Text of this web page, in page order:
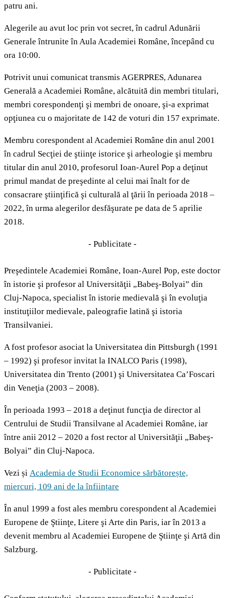
patru ani.
Alegerile au avut loc prin vot secret, în cadrul Adunării
Generale întrunite în Aula Academiei Române, începând cu
ora 10:00.
Potrivit unui comunicat transmis AGERPRES, Adunarea
Generală a Academiei Române, alcătuită din membri titulari,
membri corespondenţi şi membri de onoare, şi-a exprimat
opţiunea cu o majoritate de 142 de voturi din 157 exprimate.
Membru corespondent al Academiei Române din anul 2001
în cadrul Secţiei de ştiinţe istorice şi arheologie şi membru
titular din anul 2010, profesorul Ioan-Aurel Pop a deţinut
primul mandat de preşedinte al celui mai înalt for de
consacrare ştiinţifică şi culturală al ţării în perioada 2018 –
2022, în urma alegerilor desfăşurate pe data de 5 aprilie
2018.
- Publicitate -
Preşedintele Academiei Române, Ioan-Aurel Pop, este doctor
în istorie şi profesor al Universităţii „Babeş-Bolyai” din
Cluj-Napoca, specialist în istorie medievală şi în evoluţia
instituţiilor medievale, paleografie latină şi istoria
Transilvaniei.
A fost profesor asociat la Universitatea din Pittsburgh (1991
– 1992) şi profesor invitat la INALCO Paris (1998),
Universitatea din Trento (2001) şi Universitatea Ca’Foscari
din Veneţia (2003 – 2008).
În perioada 1993 – 2018 a deţinut funcţia de director al
Centrului de Studii Transilvane al Academiei Române, iar
între anii 2012 – 2020 a fost rector al Universităţii „Babeş-
Bolyai” din Cluj-Napoca.
Vezi și Academia de Studii Economice sărbătorește,
miercuri, 109 ani de la înființare
În anul 1999 a fost ales membru corespondent al Academiei
Europene de Ştiinţe, Litere şi Arte din Paris, iar în 2013 a
devenit membru al Academiei Europene de Ştiinţe şi Artă din
Salzburg.
- Publicitate -